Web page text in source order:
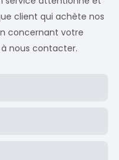
client qui achète nos
concernant votre
nous contacter.